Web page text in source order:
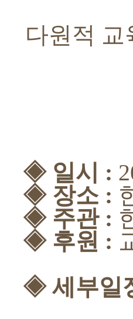
다원적 교
◈ 일시 :
◈ 장소 :
◈ 주관 :
◈ 후원 :
◈ 세부일